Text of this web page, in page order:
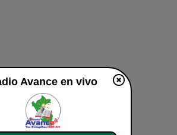
Avance en vivo